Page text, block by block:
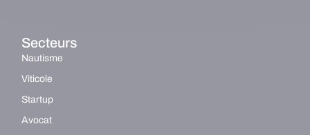
Secteurs
Nautisme
Viticole
Startup
Avocat